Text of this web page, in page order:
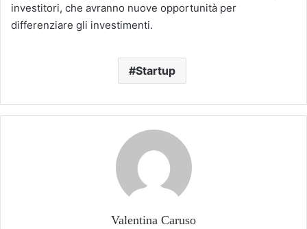
investitori, che avranno nuove opportunità per
differenziare gli investimenti.
Startup
Valentina Caruso